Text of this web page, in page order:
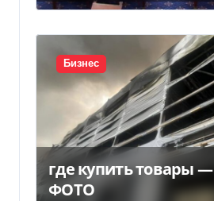
Бизнес
где купить товары —
ФОТО